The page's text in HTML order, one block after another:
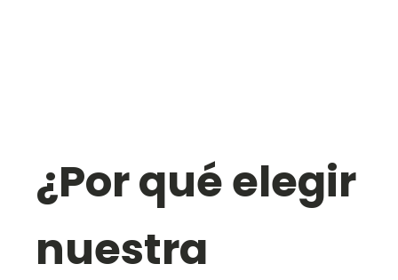
¿Por qué elegir
nuestra